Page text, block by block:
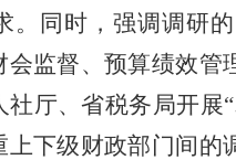
。同时，强调调研
监督、预算绩效
厅、省税务局开
下级财政部门间